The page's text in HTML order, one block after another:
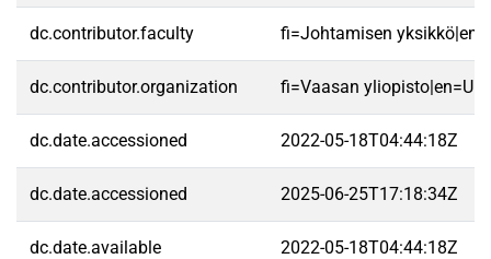
dc.contributor.faculty fi=Johtamisen
dc.contributor.organization fi=Vaasan
dc.date.accessioned 2022-05-18T04:44:18Z
dc.date.accessioned 2025-06-25T17:18:34Z
dc.date.available 2022-05-18T04:44:18Z